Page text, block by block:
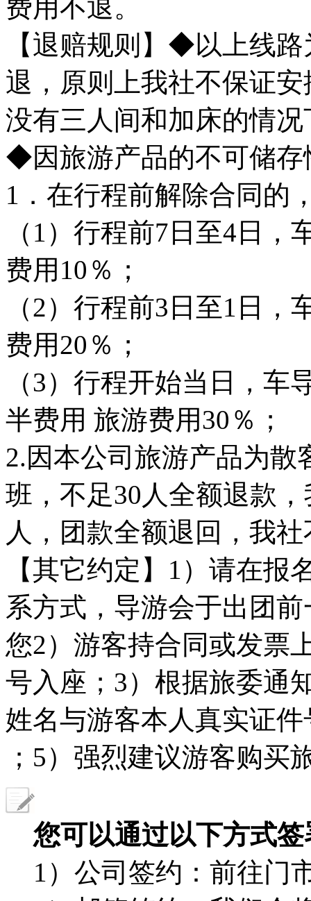
费用不退。
【退赔规则】◆以上线
退，原则上我社不保证
没有三人间和加床的情
◆因旅游产品的不可储
1．在行程前解除合同的
（1）行程前7日至4日
费用10％；
（2）行程前3日至1日
费用20％；
（3）行程开始当日，
半费用 旅游费用30％；
2.因本公司旅游产品为散
班，不足30人全额退款
人，团款全额退回，我
【其它约定】1）请在
系方式，导游会于出团
您2）游客持合同或发票
号入座；3）根据旅委通
姓名与游客本人真实证
；5）强烈建议游客购买
您可以通过以下方式
1）公司签约：前往门